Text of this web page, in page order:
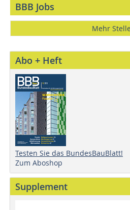
BBB Jobs
Mehr
Abo + Heft
Testen Sie das BundesBauBlatt!
Zum Aboshop
Supplement